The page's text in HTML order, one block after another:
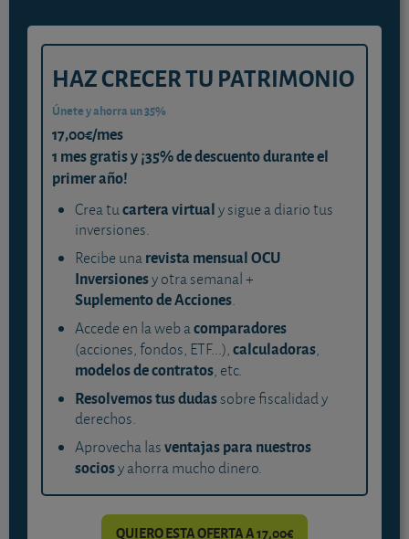
HAZ CRECER TU PATRIMONIO
Únete y ahorra un 35%
17,00€/mes
1 mes gratis y ¡35% de descuento durante el
primer año!
Crea tucartera virtualy sigue a diario tus
inversiones.
Recibe unarevista mensual OCU
Inversionesy otra semanal +
Suplemento de Acciones.
Accede en la web acomparadores
(acciones, fondos, ETF...),calculadoras,
modelos de contratos, etc.
Resolvemos tus dudassobre fiscalidad y
derechos.
Aprovecha lasventajas para nuestros
sociosy ahorra mucho dinero.
QUIERO ESTA OFERTA A 17,00€